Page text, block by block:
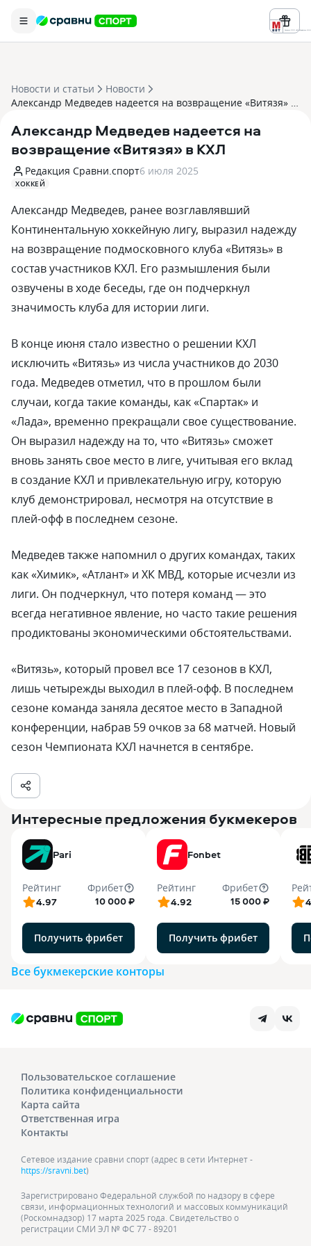
Реклама ООО «БК «Марафон» ИНН
Новости и статьи
Новости
Александр Медведев надеется на возвращение «Витязя» в КХЛ
Александр Медведев надеется на
возвращение «Витязя» в КХЛ
Редакция Сравни.спорт6 июля 2025
ХОККЕЙ
Александр Медведев, ранее возглавлявший
Континентальную хоккейную лигу, выразил надежду
на возвращение подмосковного клуба «Витязь» в
состав участников КХЛ. Его размышления были
озвучены в ходе беседы, где он подчеркнул
значимость клуба для истории лиги.
В конце июня стало известно о решении КХЛ
исключить «Витязь» из числа участников до 2030
года. Медведев отметил, что в прошлом были
случаи, когда такие команды, как «Спартак» и
«Лада», временно прекращали свое существование.
Он выразил надежду на то, что «Витязь» сможет
вновь занять свое место в лиге, учитывая его вклад
в создание КХЛ и привлекательную игру, которую
клуб демонстрировал, несмотря на отсутствие в
плей-офф в последнем сезоне.
Медведев также напомнил о других командах, таких
как «Химик», «Атлант» и ХК МВД, которые исчезли из
лиги. Он подчеркнул, что потеря команд — это
всегда негативное явление, но часто такие решения
продиктованы экономическими обстоятельствами.
«Витязь», который провел все 17 сезонов в КХЛ,
лишь четырежды выходил в плей-офф. В последнем
сезоне команда заняла десятое место в Западной
конференции, набрав 59 очков за 68 матчей. Новый
сезон Чемпионата КХЛ начнется в сентябре.
Интересные предложения букмекеров
Pari
Рейтинг
4.97
Фрибет
10 000 ₽
Получить фрибет
Fonbet
Рейтинг
4.92
Фрибет
15 000 ₽
Получить фрибет
Все букмекерские конторы
Пользовательское соглашение
Политика конфиденциальности
Карта сайта
Ответственная игра
Контакты
Сетевое издание сравни спорт (адрес в сети Интернет -
https://sravni.bet)
Зарегистрировано Федеральной службой по надзору в сфере
связи, информационных технологий и массовых коммуникаций
(Роскомнадзор) 17 марта 2025 года. Свидетельство о
регистрации СМИ ЭЛ № ФС 77 - 89201